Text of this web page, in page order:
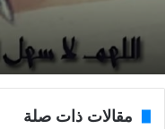
مقالات ذات صلة